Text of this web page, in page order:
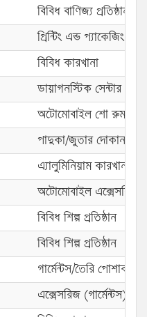
বিবিধ বাণিজ্য প্রতিষ্ঠান
প্রিন্টিং এন্ড প্যাকেজিং
বিবিধ কারখানা
ডায়াগনস্টিক সেন্টার
অটোমোবাইল শো রুম
পাদুকা/জুতার দোকান
এ্যালুমিনিয়াম কারখানা
অটোমোবাইল এক্সেসরিজ
বিবিধ শিল্প প্রতিষ্ঠান
বিবিধ শিল্প প্রতিষ্ঠান
গার্মেন্টস/তৈরি পোশাক
এক্সেসরিজ (গার্মেন্টস)